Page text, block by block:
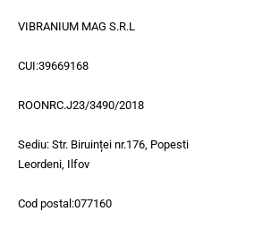
VIBRANIUM MAG S.R.L
CUI:39669168
ROONRC.J23/3490/2018
Sediu: Str. Biruinței nr.176, Popesti
Leordeni, Ilfov
Cod postal:077160